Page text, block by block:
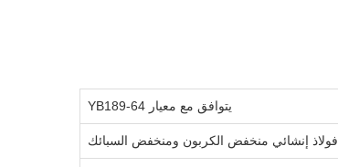
يتوافق مع معيار YB189-64
فولاذ إنشائي منخفض الكربون ومنخفض السبائك